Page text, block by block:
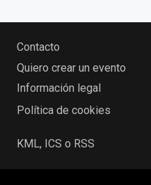
Contacto
Quiero crear un evento
Información legal
Política de cookies
KML, ICS o RSS